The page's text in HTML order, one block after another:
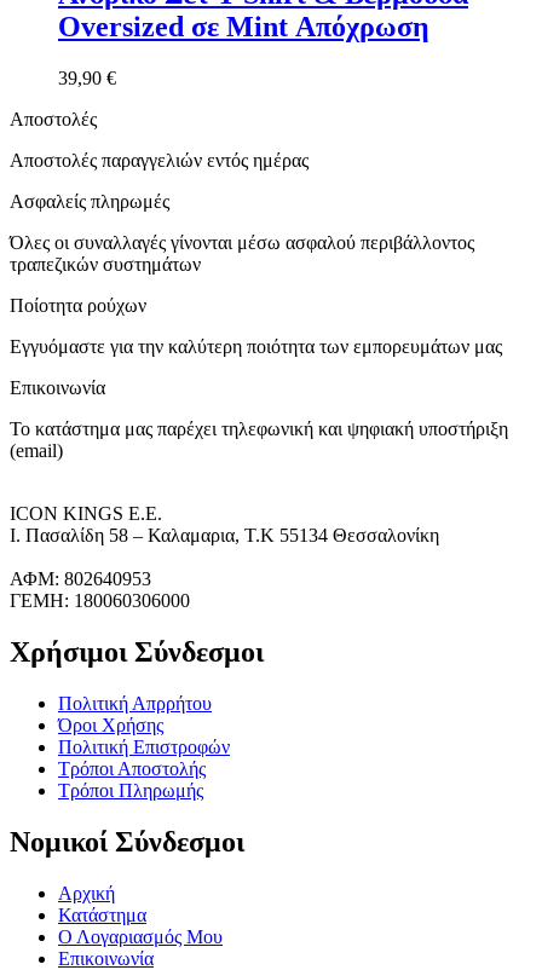
Oversized σε Mint Απόχρωση
39,90 €
Αποστολές
Αποστολές παραγγελιών εντός ημέρας
Ασφαλείς πληρωμές
Όλες οι συναλλαγές γίνονται μέσω ασφαλού περιβάλλοντος
τραπεζικών συστημάτων
Ποίοτητα ρούχων
Εγγυόμαστε για την καλύτερη ποιότητα των εμπορευμάτων μας
Επικοινωνία
Το κατάστημα μας παρέχει τηλεφωνική και ψηφιακή υποστήριξη
(email)
ICON KINGS Ε.Ε.
Ι. Πασαλίδη 58 – Καλαμαρια, Τ.Κ 55134 Θεσσαλονίκη
ΑΦΜ: 802640953
ΓΕΜΗ: 180060306000
Χρήσιμοι Σύνδεσμοι
Πολιτική Απρρήτου
Όροι Χρήσης
Πολιτική Επιστροφών
Τρόποι Αποστολής
Τρόποι Πληρωμής
Νομικοί Σύνδεσμοι
Αρχική
Κατάστημα
Ο Λογαριασμός Μου
Επικοινωνία